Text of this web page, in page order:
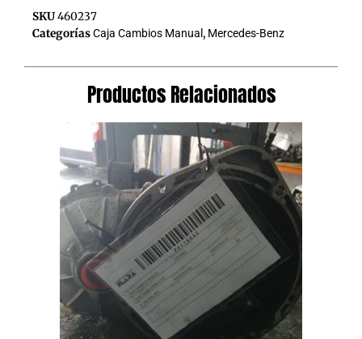
SKU460237
CategoríasCaja Cambios Manual , Mercedes-Benz
Productos Relacionados